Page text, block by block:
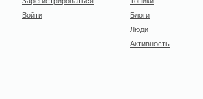
Войти
Блоги
Люди
Активность